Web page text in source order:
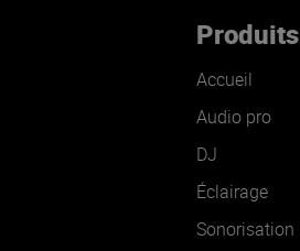
Produits
Accueil
Audio pro
DJ
Éclairage
Sonorisation